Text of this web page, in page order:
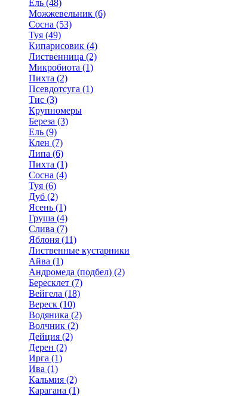
Ель (48)
Можжевельник (6)
Сосна (53)
Туя (49)
Кипарисовик (4)
Лиственница (2)
Микробиота (1)
Пихта (2)
Псевдотсуга (1)
Тис (3)
Крупномеры
Береза (3)
Ель (9)
Клен (7)
Липа (6)
Пихта (1)
Сосна (4)
Туя (6)
Дуб (2)
Ясень (1)
Груша (4)
Слива (7)
Яблоня (11)
Лиственные кустарники
Айва (1)
Андромеда (подбел) (2)
Бересклет (7)
Вейгела (18)
Вереск (10)
Водяника (2)
Волчник (2)
Дейция (2)
Дерен (2)
Ирга (1)
Ива (1)
Кальмия (2)
Карагана (1)